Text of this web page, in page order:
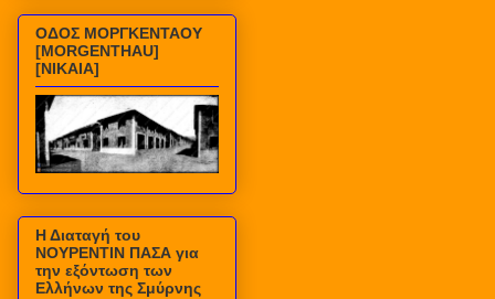
ΟΔΟΣ ΜΟΡΓΚΕΝΤΑΟΥ
[MORGENTHAU]
[ΝΙΚΑΙΑ]
Η Διαταγή του
ΝΟΥΡΕΝΤΙΝ ΠΑΣΑ για
την εξόντωση των
Ελλήνων της Σμύρνης